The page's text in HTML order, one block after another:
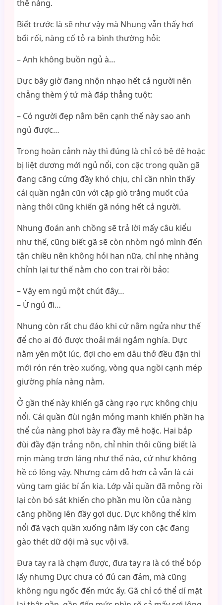
thể nàng.
Biết trước là sẽ như vậy mà Nhung vẫn thấy hơi
bối rối, nàng cố tỏ ra bình thường hỏi:
– Anh không buồn ngủ à…
Dực bây giờ đang nhộn nhạo hết cả người nên
chẳng thèm ý tứ mà đáp thẳng tuột:
– Có người đẹp nằm bên cạnh thế này sao anh
ngủ được…
Trong hoàn cảnh này thì đúng là chỉ có bê đê hoặc
bị liệt dương mới ngủ nổi, con cặc trong quần gã
đang căng cứng đầy khó chịu, chỉ cần nhìn thấy
cái quần ngắn cũn với cặp giò trắng muốt của
nàng thôi cũng khiến gã nóng hết cả người.
Nhung đoán anh chồng sẽ trả lời mấy câu kiểu
như thế, cũng biết gã sẽ còn nhòm ngó mình đến
tận chiều nên không hỏi han nữa, chỉ nhẹ nhàng
chỉnh lại tư thế nằm cho con trai rồi bảo:
– Vậy em ngủ một chút đây…
– Ừ ngủ đi…
Nhung còn rất chu đáo khi cứ nằm ngửa như thế
để cho ai đó được thoải mái ngắm nghía. Dực
nằm yên một lúc, đợi cho em dâu thở đều đặn thì
mới rón rén trèo xuống, vòng qua ngồi cạnh mép
giường phía nàng nằm.
Ở gần thế này khiến gã càng rạo rực không chịu
nổi. Cái quần đùi ngắn mỏng manh khiến phần hạ
thể của nàng phơi bày ra đầy mê hoặc. Hai bắp
đùi đầy đặn trắng nõn, chỉ nhìn thôi cũng biết là
mịn màng trơn láng như thế nào, cứ như không
hề có lông vậy. Nhưng cám dỗ hơn cả vẫn là cái
vùng tam giác bí ẩn kia. Lớp vải quần đã mỏng rồi
lại còn bó sát khiến cho phần mu lồn của nàng
căng phồng lên đầy gợi dục. Dực không thể kìm
nổi đã vạch quần xuống nắm lấy con cặc đang
gào thét dữ dội mà sục vội vã.
Đưa tay ra là chạm được, đưa tay ra là có thể bóp
lấy nhưng Dực chưa có đủ can đảm, mà cũng
không ngu ngốc đến mức ấy. Gã chỉ có thể dí mặt